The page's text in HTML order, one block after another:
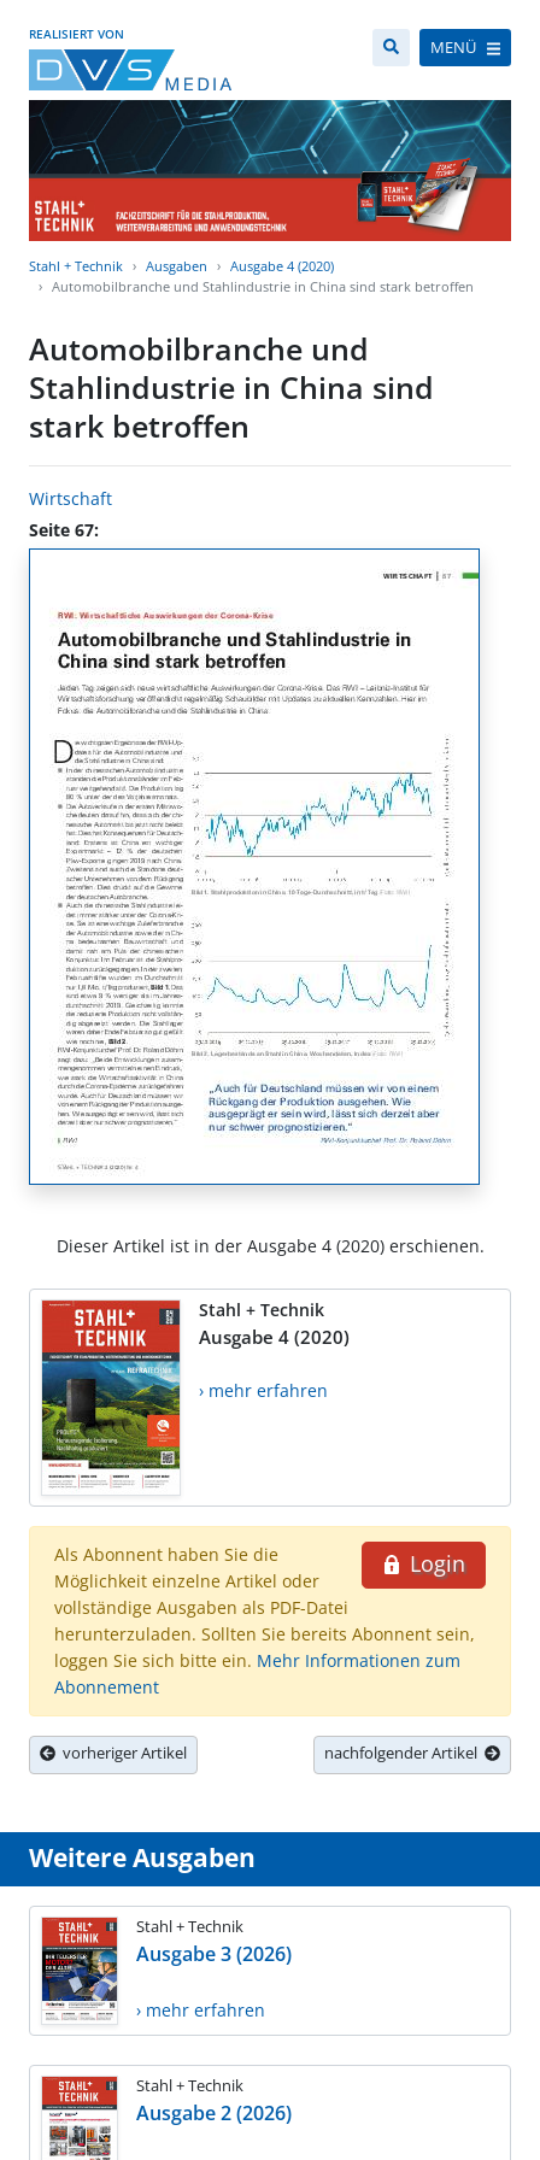
REALISIERT VON
MENÜ
Stahl + Technik Ausgaben
Ausgabe 4 (2020)
Automobilbranche und Stahlindustrie in China sind stark betroffen
Automobilbranche und
Stahlindustrie in China sind
stark betroffen
Wirtschaft
Seite 67:
Dieser Artikel ist in der Ausgabe 4 (2020) erschienen.
Stahl + Technik
Ausgabe 4 (2020)
› mehr erfahren
Login
Als Abonnent haben Sie die
Möglichkeit einzelne Artikel oder
vollständige Ausgaben als PDF-Datei
herunterzuladen. Sollten Sie bereits Abonnent sein,
loggen Sie sich bitte ein. Mehr Informationen zum
Abonnement
vorheriger Artikel nachfolgender Artikel
Weitere Ausgaben
Stahl + Technik
Ausgabe 3 (2026)
› mehr erfahren
Stahl + Technik
Ausgabe 2 (2026)